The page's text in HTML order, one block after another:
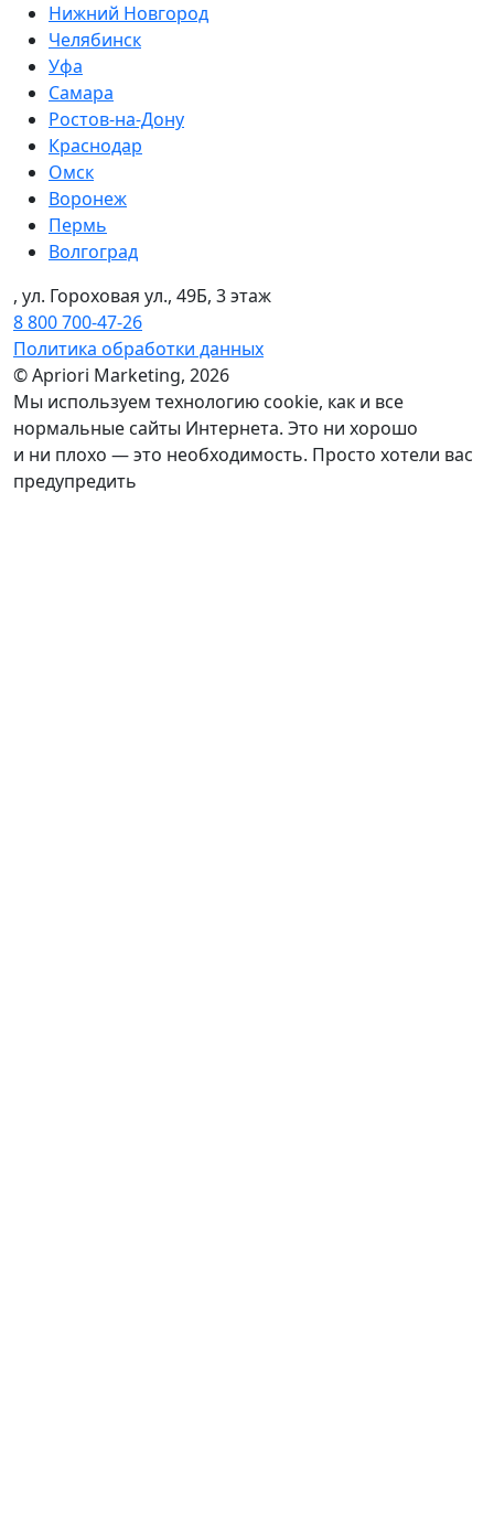
Нижний Новгород
Челябинск
Уфа
Самара
Ростов-на-Дону
Краснодар
Омск
Воронеж
Пермь
Волгоград
, ул. Гороховая ул., 49Б, 3 этаж
8 800 700-47-26
Политика обработки данных
© Apriori Marketing, 2026
Мы используем технологию сookie, как и все
нормальные сайты Интернета. Это ни хорошо
и ни плохо — это необходимость. Просто хотели вас
предупредить